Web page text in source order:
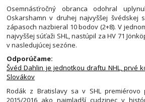
Osemnásťročný obranca odohral
Oskarshamn v druhej najvyššej švédskej
zápasoch nazbieral 10 bodov (2+8). V
najvyššej súťaži SHL, nastúpil za HV 71
v nasledujúcej sezóne.
Odporúčame:
Švéd Dahlin je jednotkou draftu NHL, prvé
Slovákov
Rodák z Bratislavy sa v SHL premiérovo
2015/2016 ako najmladší cudzinec v